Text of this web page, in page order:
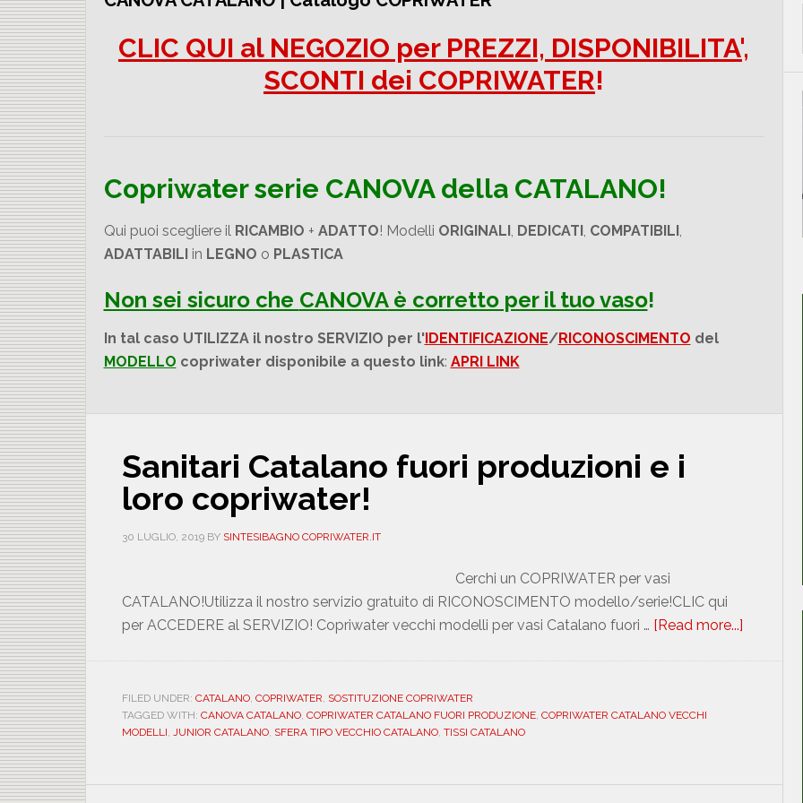
CLIC QUI al NEGOZIO per PREZZI, DISPONIBILITA',
SCONTI dei COPRIWATER!
Copriwater serie CANOVA della CATALANO!
Qui puoi scegliere il RICAMBIO + ADATTO! Modelli ORIGINALI, DEDICATI, COMPATIBILI,
ADATTABILIin LEGNO o PLASTICA
Non sei sicuro che CANOVAè corretto per il tuo vaso!
In tal caso UTILIZZA il nostro SERVIZIO per l'IDENTIFICAZIONE/RICONOSCIMENTO del
MODELLO copriwater disponibile a questo link: APRI LINK
Sanitari Catalano fuori produzioni e i
loro copriwater!
30 LUGLIO, 2019BY SINTESIBAGNO COPRIWATER.IT
Cerchi un COPRIWATER per vasi
CATALANO!Utilizza il nostro servizio gratuito di RICONOSCIMENTO modello/serie!CLIC qui
per ACCEDERE al SERVIZIO! Copriwater vecchi modelli per vasi Catalano fuori … [Read more...]
loro
FILED UNDER: CATALANO, COPRIWATER, SOSTITUZIONE COPRIWATER
TAGGED WITH: CANOVA CATALANO, COPRIWATER CATALANO FUORI PRODUZIONE, COPRIWATER CATALANO VECCHI
MODELLI, JUNIOR CATALANO, SFERA TIPO VECCHIO CATALANO, TISSI CATALANO